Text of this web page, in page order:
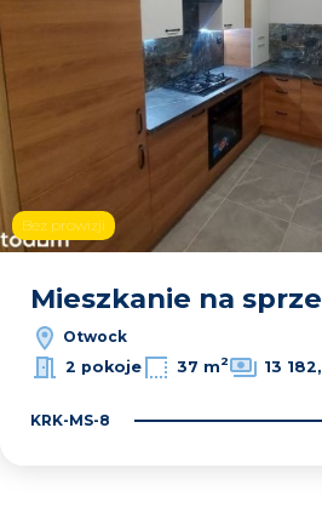
Bez prowizji
Mieszkanie na
Otwock
2 pokoje
37 m2 13
KRK-MS-8